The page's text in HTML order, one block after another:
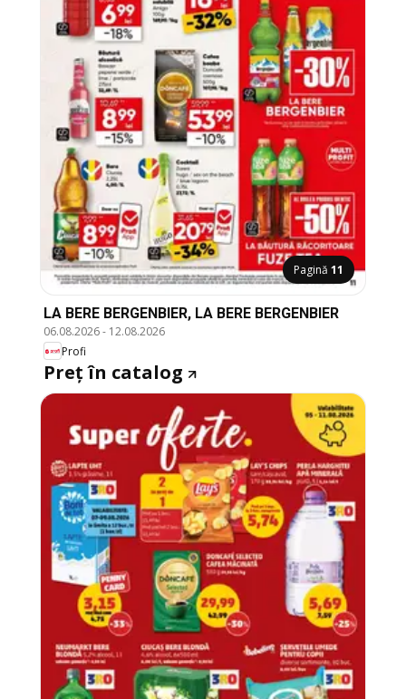
Pagină 11
LA BERE BERGENBIER, LA BERE BERGENBIER
06.08.2026- 12.08.2026
Profi
Preț în catalog